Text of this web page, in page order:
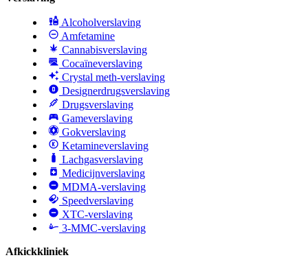
Alcoholverslaving
Amfetamine
Cannabisverslaving
Cocaïneverslaving
Crystal meth-verslaving
Designerdrugsverslaving
Drugsverslaving
Gameverslaving
Gokverslaving
Ketamineverslaving
Lachgasverslaving
Medicijnverslaving
MDMA-verslaving
Speedverslaving
XTC-verslaving
3-MMC-verslaving
Afkickkliniek